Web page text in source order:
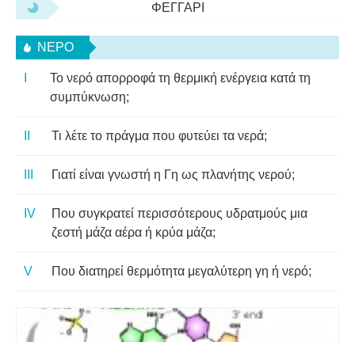
ΦΕΓΓΆΡΙ
ΝΕΡΌ
Το νερό απορροφά τη θερμική ενέργεια κατά τη
συμπύκνωση;
Τι λέτε το πράγμα που φυτεύει τα νερά;
Γιατί είναι γνωστή η Γη ως πλανήτης νερού;
Που συγκρατεί περισσότερους υδρατμούς μια
ζεστή μάζα αέρα ή κρύα μάζα;
Που διατηρεί θερμότητα μεγαλύτερη γη ή νερό;